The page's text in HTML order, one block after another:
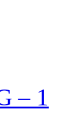
– 1